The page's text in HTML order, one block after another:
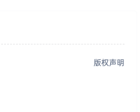
版权声明